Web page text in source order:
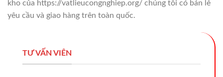
kho của https://vatlieucongnghiep.org/ chúng tôi có bán lẻ
yêu cầu và giao hàng trên toàn quốc.
TƯ VẤN VIÊN